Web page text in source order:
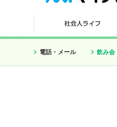
電話・メール 飲み会